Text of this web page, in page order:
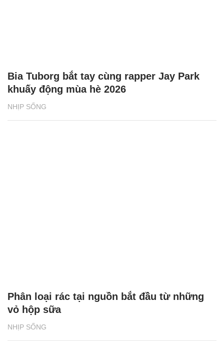
NHỊP SỐNG
Bia Tuborg bắt tay cùng rapper Jay Park
khuấy động mùa hè 2026
NHỊP SỐNG
Phân loại rác tại nguồn bắt đầu từ những
vỏ hộp sữa